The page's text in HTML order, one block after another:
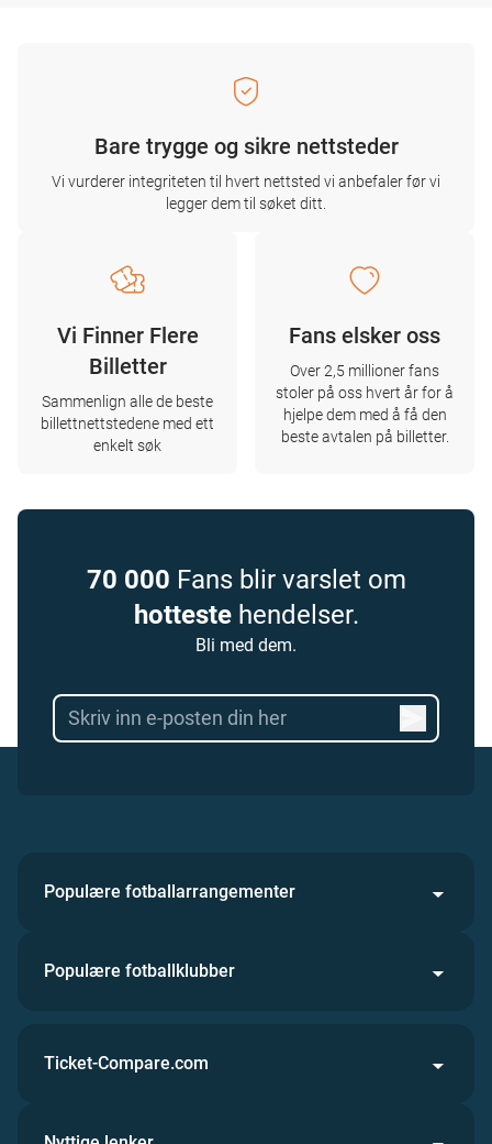
Bare trygge og sikre nettsteder
Vi vurderer integriteten til hvert nettsted vi anbefaler før vi
legger dem til søket ditt.
Vi Finner Flere
Billetter
Sammenlign alle de beste
billettnettstedene med ett
enkelt søk
Fans elsker oss
Over 2,5 millioner fans
stoler på oss hvert år for å
hjelpe dem med å få den
beste avtalen på billetter.
70 000 Fans blir varslet om
hottestehendelser.
Bli med dem.
Populære fotballarrangementer
Populære fotballklubber
Ticket-Compare.com